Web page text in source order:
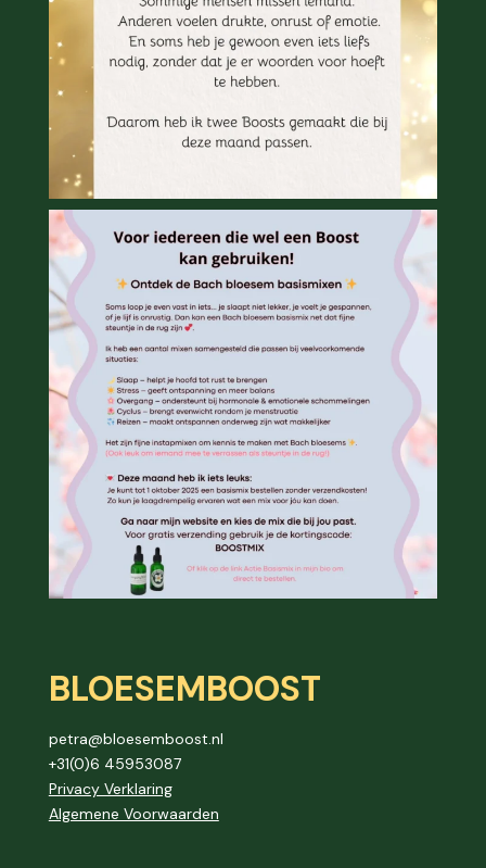
BLOESEMBOOST
petra@bloesemboost.nl
+31(0)6 45953087
Privacy Verklaring
Algemene Voorwaarden